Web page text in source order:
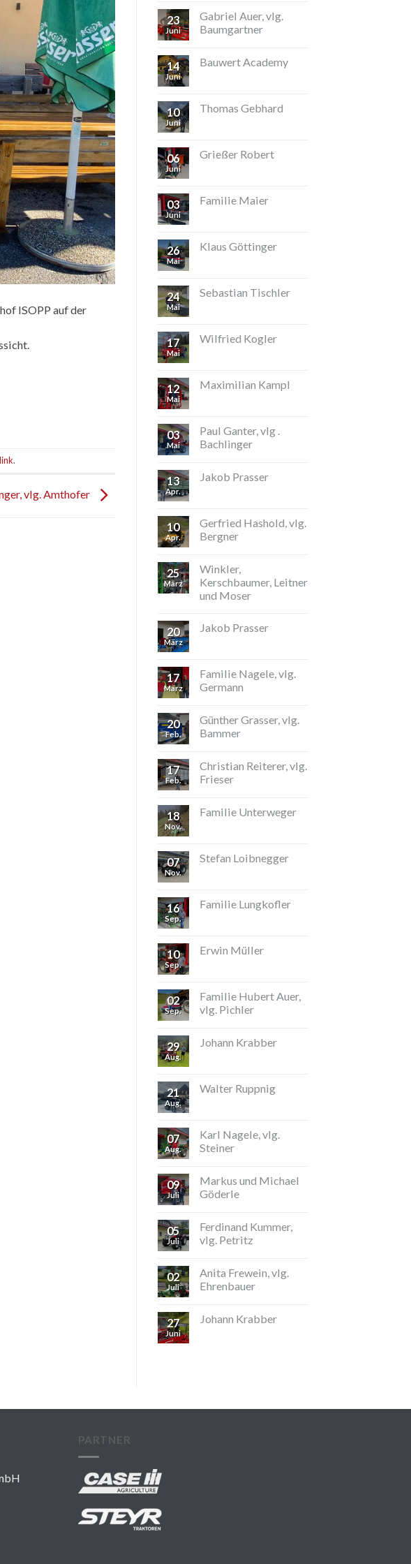
ISOPP auf der
.
vlg. Amthofer
23
Juni
Gabriel Auer, vlg.
Baumgartner
14
Juni
Bauwert Academy
10
Juni
Thomas Gebhard
06
Juni
Grießer Robert
03
Juni
Familie Maier
26
Mai
Klaus Göttinger
24
Mai
Sebastian Tischler
17
Mai
Wilfried Kogler
12
Mai
Maximilian Kampl
03
Mai
Paul Ganter, vlg .
Bachlinger
13
Apr.
Jakob Prasser
10
Apr.
Gerfried Hashold, vlg.
Bergner
25
März
Winkler,
Kerschbaumer, Leitner
und Moser
20
März
Jakob Prasser
17
März
Familie Nagele, vlg.
Germann
20
Feb.
Günther Grasser, vlg.
Bammer
17
Feb.
Christian Reiterer, vlg.
Frieser
18
Nov.
Familie Unterweger
07
Nov.
Stefan Loibnegger
16
Sep.
Familie Lungkofler
10
Sep.
Erwin Müller
02
Sep.
Familie Hubert Auer,
vlg. Pichler
29
Aug.
Johann Krabber
21
Aug.
Walter Ruppnig
07
Aug.
Karl Nagele, vlg.
Steiner
09
Juli
Markus und Michael
Göderle
05
Juli
Ferdinand Kummer,
vlg. Petritz
02
Juli
Anita Frewein, vlg.
Ehrenbauer
27
Juni
Johann Krabber
PARTNER